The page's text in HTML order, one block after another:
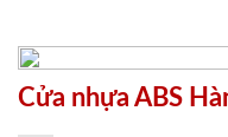
Cửa nhựa ABS